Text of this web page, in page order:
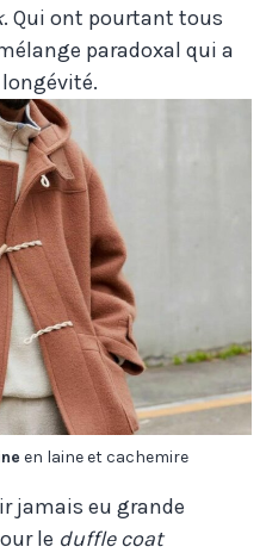
. Qui ont pourtant tous
paradoxal qui a
en laine et cachemire
jamais eu grande
le duffle coat